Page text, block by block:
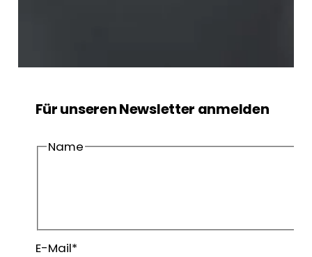
Für unseren Newsletter anmelden
Name
Nachname
E-Mail*